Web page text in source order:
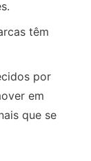
têm
por
em
que se